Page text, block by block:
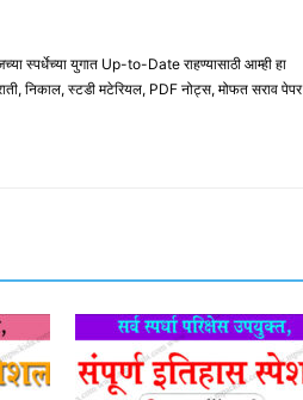
युगात Up-to-Date राहण्यासाठी आम्ही हा
निकाल, स्टडी मटेरियल, PDF नोट्स, मोफत सराव पेपर